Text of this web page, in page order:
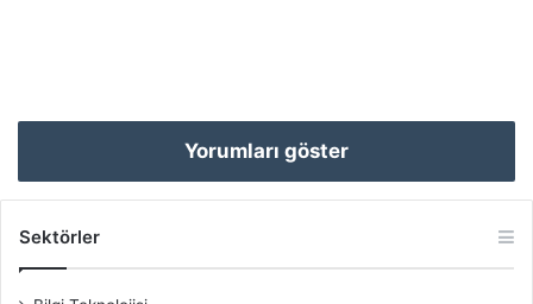
Yorumları göster
Sektörler